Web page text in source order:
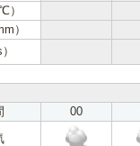
）
00